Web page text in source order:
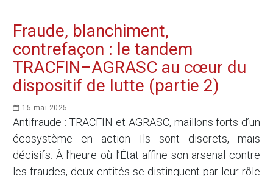
Fraude, blanchiment,
contrefaçon : le tandem
TRACFIN–AGRASC au cœur du
dispositif de lutte (partie 2)
15 mai 2025
Antifraude : TRACFIN et AGRASC, maillons forts d’un
écosystème en action Ils sont discrets, mais
décisifs. À l’heure où l’État affine son arsenal contre
les fraudes, deux entités se distinguent par leur rôle